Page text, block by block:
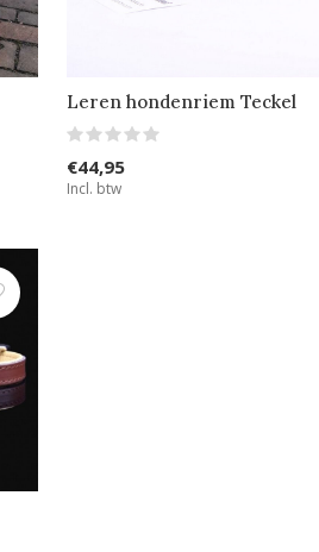
Leren hondenriem Teckel
€44,95
Incl. btw